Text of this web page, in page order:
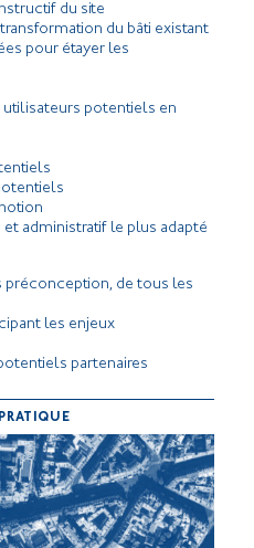
du site
du bâti existant
pour étayer les
utilisateurs potentiels en
administratif le plus adapté
préconception, de tous les
les enjeux
partenaires